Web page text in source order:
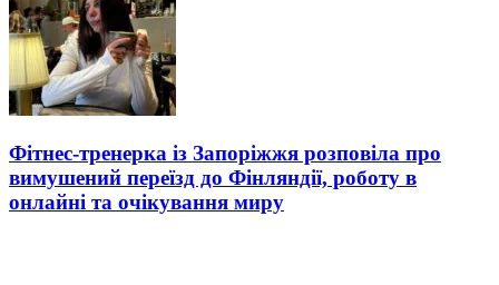
Фітнес-тренерка із Запоріжжя розповіла про
вимушений переїзд до Фінляндії, роботу в
онлайні та очікування миру